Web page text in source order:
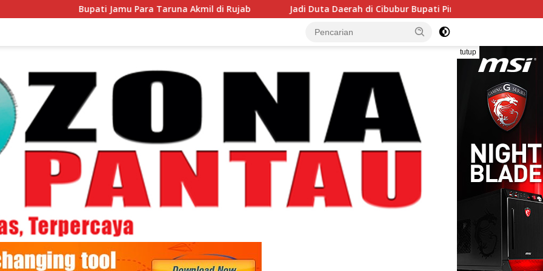
Bupati Jamu Para Taruna Akmil di Rujab Jadi Duta Daerah di Cibubur Bupati Pinrang Minta Kontingen Pramuka Jaga
tutup